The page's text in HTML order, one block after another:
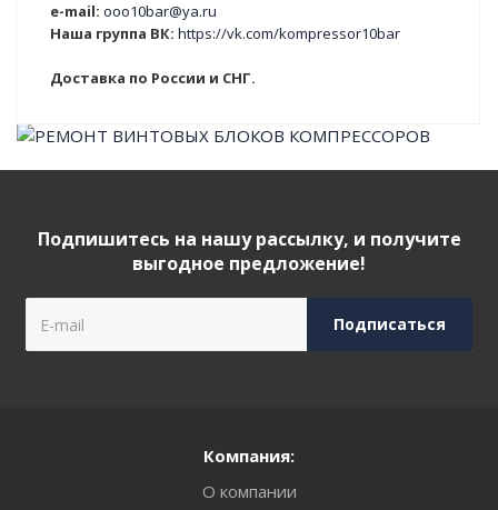
e-mail: ooo10bar@ya.ru
Наша группа ВК: https://vk.com/kompressor10bar
Доставка по России и СНГ.
Подпишитесь на нашу рассылку, и получите
выгодное предложение!
Компания:
О компании